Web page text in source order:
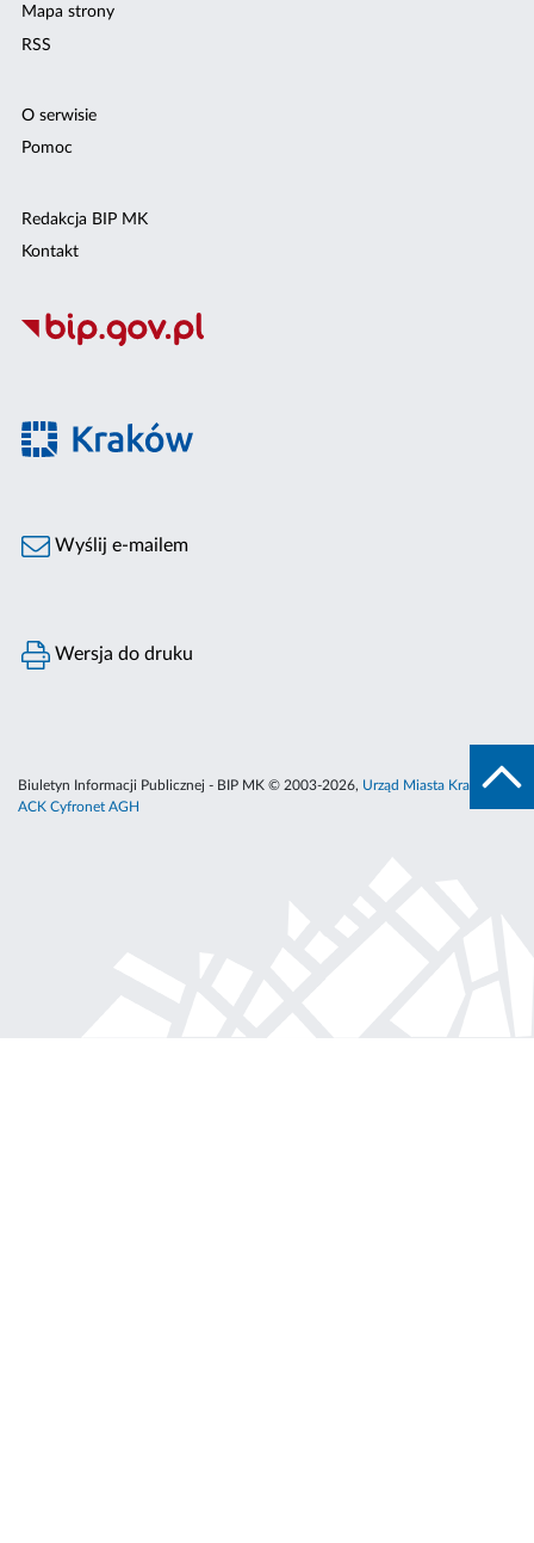
Mapa strony
RSS
O serwisie
Pomoc
Redakcja BIP MK
Kontakt
Wyślij e-mailem
Wersja do druku
Biuletyn Informacji Publicznej - BIP MK © 2003-2026, Urząd Miasta Krakowa
ACK Cyfronet AGH